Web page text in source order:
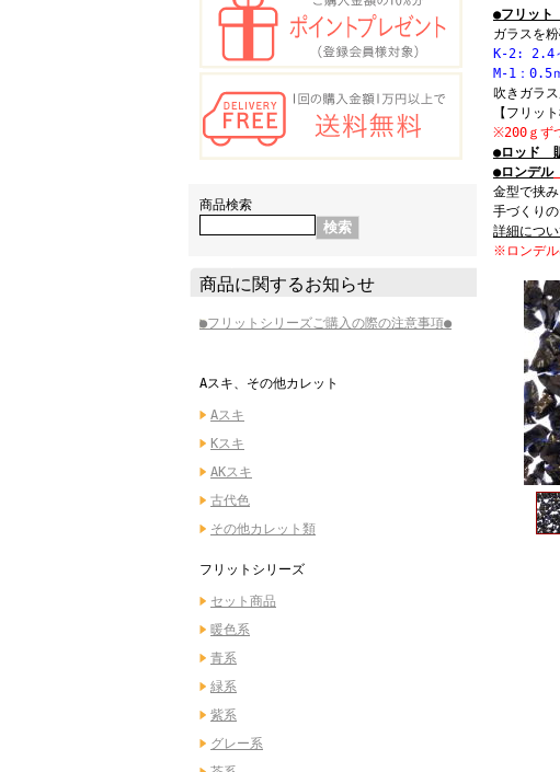
商品検索
商品に関するお知らせ
●フリットシリーズご購入の際の注意事項●
Aスキ、その他カレット
Aスキ
Kスキ
AKスキ
古代色
その他カレット類
フリットシリーズ
セット商品
暖色系
青系
緑系
紫系
グレー系
●フリット
ガラスを
K-2: 2.4
M-1：0.5
吹きガラ
【フリッ
※200ｇず
●ロッド
●ロンデル
金型で挟
手づくり
詳細につ
※ロンデル